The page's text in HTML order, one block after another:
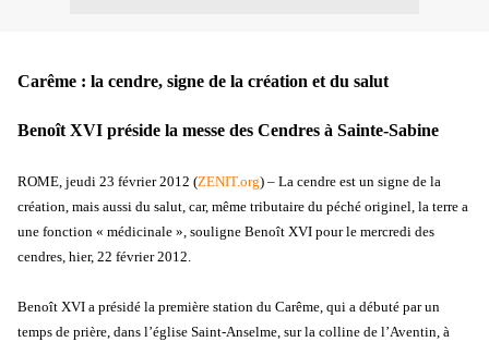
Carême : la cendre, signe de la création et du salut
Benoît XVI préside la messe des Cendres à Sainte-Sabine
ROME, jeudi 23 février 2012 (ZENIT.org) – La cendre est un signe de la
création, mais aussi du salut, car, même tributaire du péché originel, la terre a
une fonction « médicinale », souligne Benoît XVI pour le mercredi des
cendres, hier, 22 février 2012.
Benoît XVI a présidé la première station du Carême, qui a débuté par un
temps de prière, dans l’église Saint-Anselme, sur la colline de l’Aventin, à